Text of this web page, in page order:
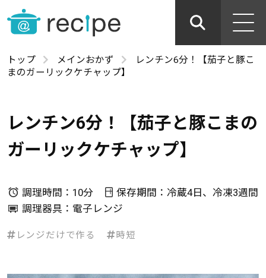
トップ メインおかず
レンチン6分！【茄子と豚こ
まのガーリックケチャップ】
レンチン6分！【茄子と豚こまの
ガーリックケチャップ】
調理時間：10分
保存期間：冷蔵4日、冷凍3週間
調理器具：電子レンジ
レンジだけで作る 時短